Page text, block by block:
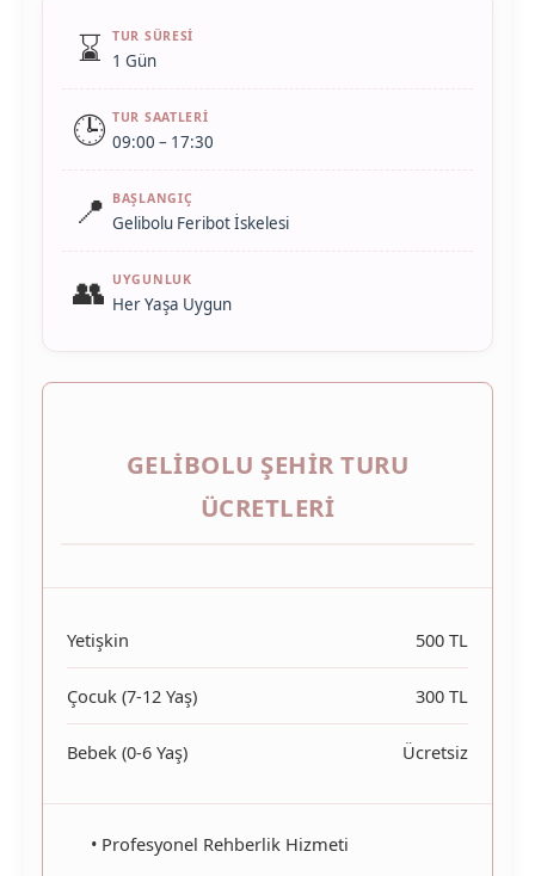
⌛ TUR SÜRESI
1 Gün
🕒 TUR SAATLERI
09:00 – 17:30
📍 BAŞLANGIÇ
Gelibolu Feribot İskelesi
👥 UYGUNLUK
Her Yaşa Uygun
GELIBOLU ŞEHIR TURU
ÜCRETLERI
Yetişkin 500 TL
Çocuk (7-12 Yaş) 300 TL
Bebek (0-6 Yaş) Ücretsiz
• Profesyonel Rehberlik Hizmeti